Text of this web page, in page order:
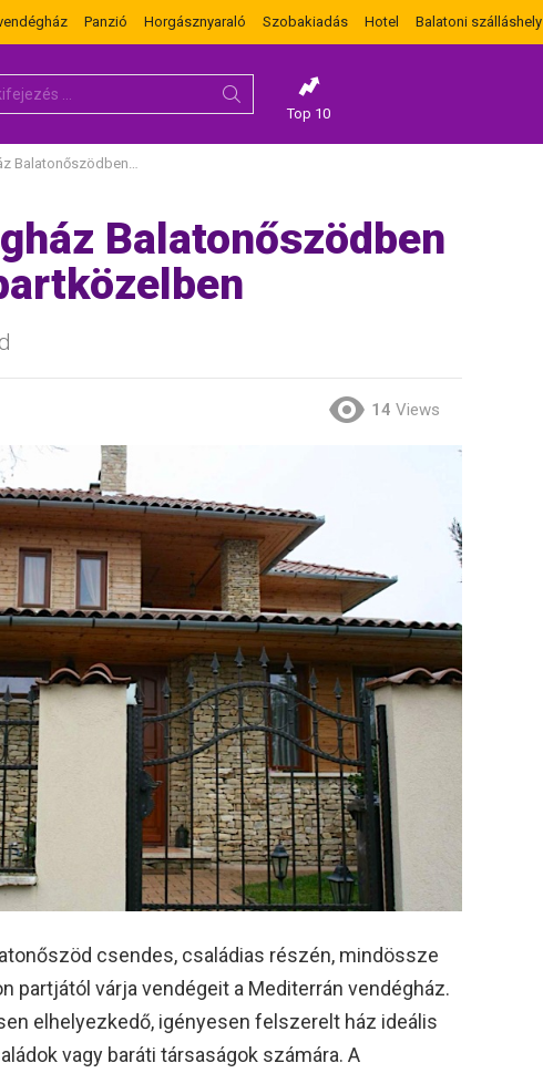
Panzió Horgásznyaraló Szobakiadás Hotel Balatoni szálláshely
Top 10
10 fő részére vízpartközelben
Balatonőszödben
14 Views
csendes, családias részén, mindössze
partjától várja vendégeit a Mediterrán vendégház.
elhelyezkedő, igényesen felszerelt ház ideális
vagy baráti társaságok számára. A